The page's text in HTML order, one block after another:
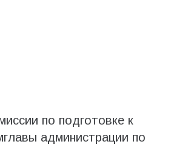
по подготовке к
администрации по